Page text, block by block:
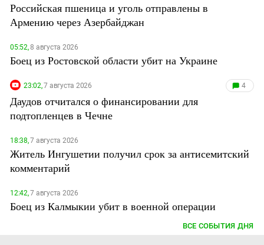
Российская пшеница и уголь отправлены в
Армению через Азербайджан
05:52,8 августа 2026
Боец из Ростовской области убит на Украине
23:02,7 августа 2026 4
Даудов отчитался о финансировании для
подтопленцев в Чечне
18:38,7 августа 2026
Житель Ингушетии получил срок за антисемитский
комментарий
12:42,7 августа 2026
Боец из Калмыкии убит в военной операции
ВСЕ СОБЫТИЯ ДНЯ